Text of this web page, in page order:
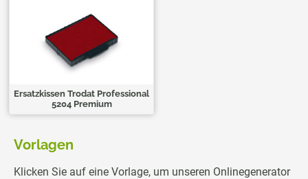
Ersatzkissen Trodat Professional
5204 Premium
Vorlagen
Klicken Sie auf eine Vorlage, um unseren Onlinegenerator